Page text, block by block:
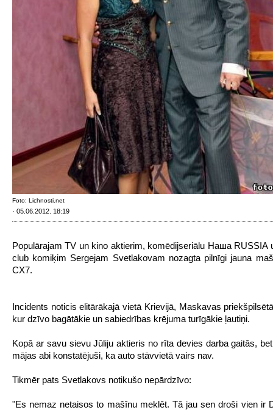
Foto: Lichnosti.net
· 05.06.2012. 18:19
Populārajam TV un kino aktierim, komēdijseriālu Наша RUSSIA
club komiķim Sergejam Svetlakovam nozagta pilnīgi jauna
CX7.
Incidents noticis elitārākajā vietā Krievijā, Maskavas
kur dzīvo bagātākie un sabiedrības krējuma turīgākie ļautiņi.
Kopā ar savu sievu Jūliju aktieris no rīta devies darba gaitās,
mājas abi konstatējuši, ka auto stāvvietā vairs nav.
Tikmēr pats Svetlakovs notikušo nepārdzīvo:
"Es nemaz netaisos to mašīnu meklēt. Tā jau sen droši vien ir